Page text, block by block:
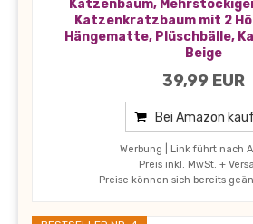
Katzenbaum,
Katzenkratzbaum mit 2
Hängematte, Plüschbälle,
Beige
39,99 EUR
Bei Amazon
Werbung | Link führt nach
Preis inkl. MwSt. +
Preise können sich bereits